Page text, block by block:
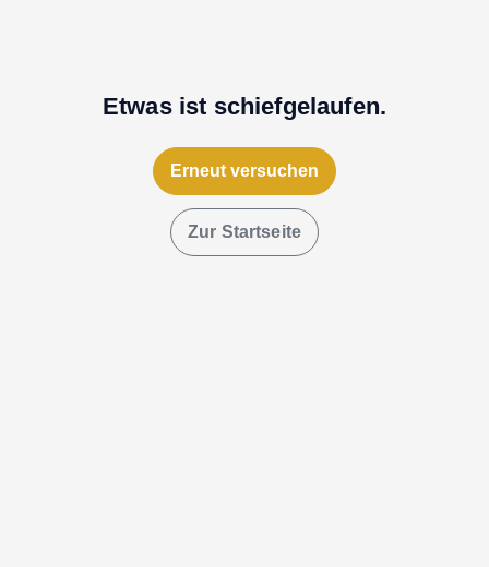
Etwas ist schiefgelaufen.
Erneut versuchen
Zur Startseite